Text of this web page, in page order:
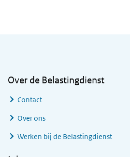
Over de Belastingdienst
Contact
Over ons
Werken bij de Belastingdienst